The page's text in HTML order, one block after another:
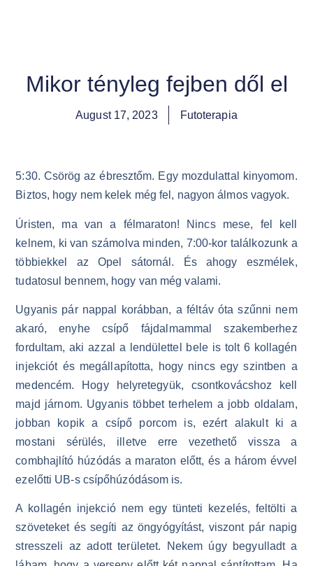
Mikor tényleg fejben dől el
August 17, 2023 Futoterapia
5:30. Csörög az ébresztőm. Egy mozdulattal kinyomom.
Biztos, hogy nem kelek még fel, nagyon álmos vagyok.
Úristen, ma van a félmaraton! Nincs mese, fel kell
kelnem, ki van számolva minden, 7:00-kor találkozunk a
többiekkel az Opel sátornál. És ahogy eszmélek,
tudatosul bennem, hogy van még valami.
Ugyanis pár nappal korábban, a féltáv óta szűnni nem
akaró, enyhe csípő fájdalmammal szakemberhez
fordultam, aki azzal a lendülettel bele is tolt 6 kollagén
injekciót és megállapította, hogy nincs egy szintben a
medencém. Hogy helyretegyük, csontkovácshoz kell
majd járnom. Ugyanis többet terhelem a jobb oldalam,
jobban kopik a csípő porcom is, ezért alakult ki a
mostani sérülés, illetve erre vezethető vissza a
combhajlító húzódás a maraton előtt, és a három évvel
ezelőtti UB-s csípőhúzódásom is.
A kollagén injekció nem egy tünteti kezelés, feltölti a
szöveteket és segíti az öngyógyítást, viszont pár napig
stresszeli az adott területet. Nekem úgy begyulladt a